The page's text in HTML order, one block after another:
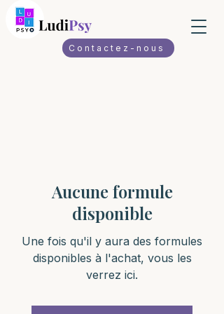
Contactez-nous
Aucune formule
disponible
Une fois qu'il y aura des formules
disponibles à l'achat, vous les
verrez ici.